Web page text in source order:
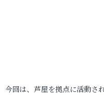
今回は、芦屋を拠点に活動さ